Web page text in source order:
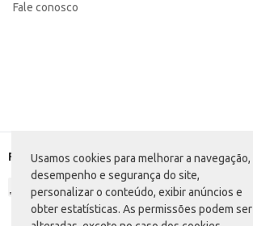
Usamos cookies para melhorar a navegação,
desempenho e segurança do site,
personalizar o conteúdo, exibir anúncios e
obter estatísticas. As permissões podem ser
Fale conosco
Formas de pagamento